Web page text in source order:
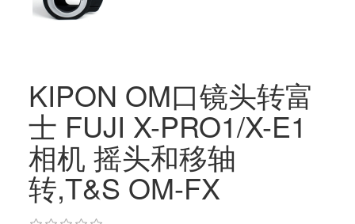
KIPON OM口镜头转富
士 FUJI X-PRO1/X-E1
相机 摇头和移轴
转,T&S OM-FX